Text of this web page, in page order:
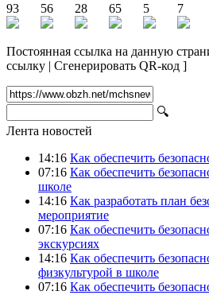
93
56 28 65 5 7
Постоянная ссылка на данную
ссылку | Сгенерировать QR-код ]
🔍
Лента новостей
14:16 Как обеспечить
07:16 Как обеспечить
школе
14:16 Как разработать план
мероприятие
07:16 Как обеспечить
экскурсиях
14:16 Как обеспечить
физкультурой в школе
07:16 Как обеспечить